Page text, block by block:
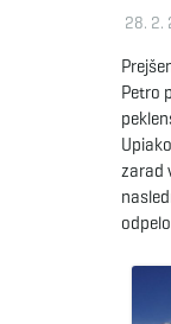
28. 2.
Petro
zarad